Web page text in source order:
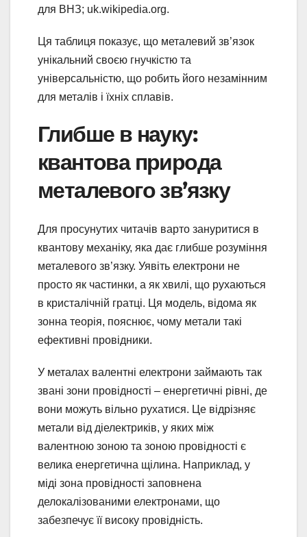
для ВНЗ; uk.wikipedia.org.
Ця таблиця показує, що металевий зв’язок
унікальний своєю гнучкістю та
універсальністю, що робить його незамінним
для металів і їхніх сплавів.
Глибше в науку:
квантова природа
металевого зв’язку
Для просунутих читачів варто зануритися в
квантову механіку, яка дає глибше розуміння
металевого зв’язку. Уявіть електрони не
просто як частинки, а як хвилі, що рухаються
в кристалічній гратці. Ця модель, відома як
зонна теорія, пояснює, чому метали такі
ефективні провідники.
У металах валентні електрони займають так
звані зони провідності – енергетичні рівні, де
вони можуть вільно рухатися. Це відрізняє
метали від діелектриків, у яких між
валентною зоною та зоною провідності є
велика енергетична щілина. Наприклад, у
міді зона провідності заповнена
делокалізованими електронами, що
забезпечує її високу провідність.